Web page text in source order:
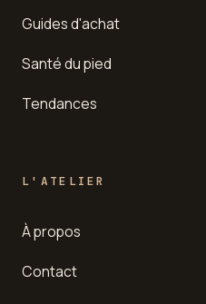
Guides d'achat
Santé du pied
Tendances
L'ATELIER
À propos
Contact